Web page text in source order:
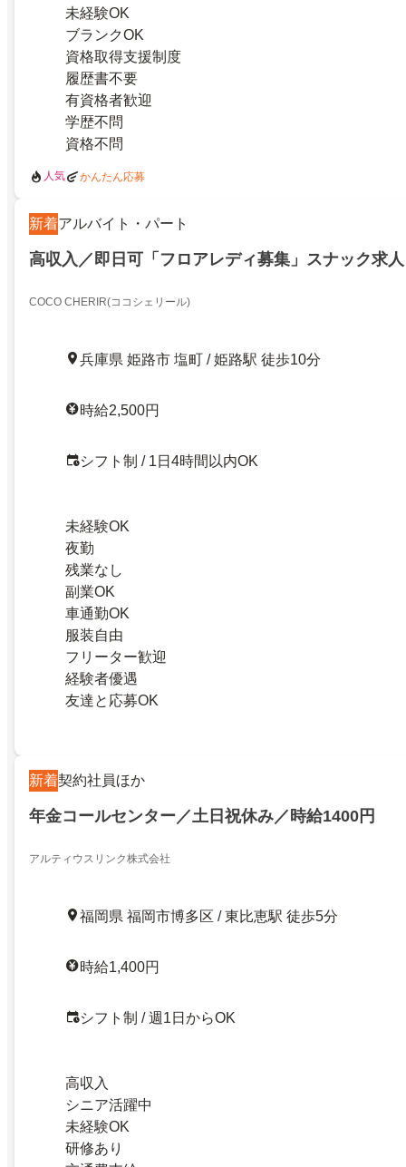
未経験OK
ブランクOK
資格取得支援制度
履歴書不要
有資格者歓迎
学歴不問
資格不問
人気 かんたん応募
新着アルバイト・パート
高収入／即日可「フロアレディ募集」スナック求人
COCO CHERIR(ココシェリール)
兵庫県 姫路市 塩町 / 姫路駅 徒歩10分
時給2,500円
シフト制 / 1日4時間以内OK
未経験OK
夜勤
残業なし
副業OK
車通勤OK
服装自由
フリーター歓迎
経験者優遇
友達と応募OK
新着契約社員ほか
年金コールセンター／土日祝休み／時給1400円
アルティウスリンク株式会社
福岡県 福岡市博多区 / 東比恵駅 徒歩5分
時給1,400円
シフト制 / 週1日からOK
高収入
シニア活躍中
未経験OK
研修あり